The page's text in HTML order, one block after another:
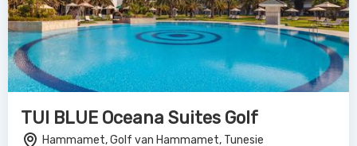
TUI BLUE Oceana Suites Golf
Hammamet, Golf van Hammamet, Tunesie